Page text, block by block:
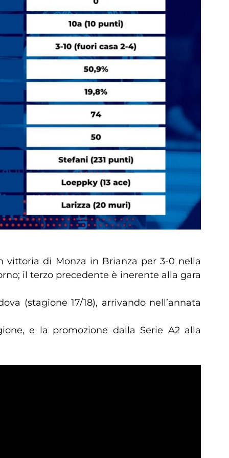
vittoria di Monza in Brianza per 3-0 nella
il terzo precedente è inerente alla gara
(stagione 17/18), arrivando nell’annata
e la promozione dalla Serie A2 alla